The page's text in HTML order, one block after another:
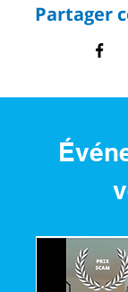
(tous
Samedi 28
plateforme
Samedi 02 juil.
Samedi 17 déc.
Partager